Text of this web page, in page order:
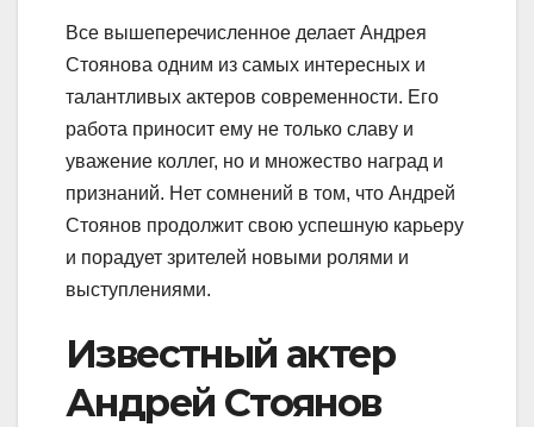
Все вышеперечисленное делает Андрея
Стоянова одним из самых интересных и
талантливых актеров современности. Его
работа приносит ему не только славу и
уважение коллег, но и множество наград и
признаний. Нет сомнений в том, что Андрей
Стоянов продолжит свою успешную карьеру
и порадует зрителей новыми ролями и
выступлениями.
Известный актер
Андрей Стоянов